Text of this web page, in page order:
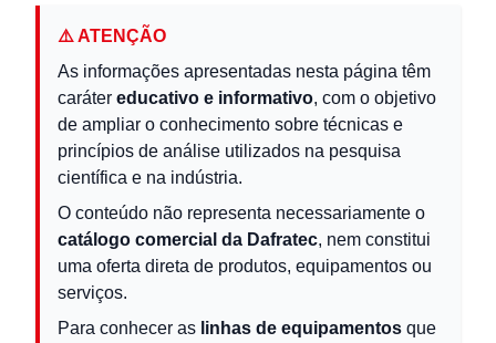
⚠️ ATENÇÃO
As informações apresentadas nesta página têm
caráter educativo e informativo, com o objetivo
de ampliar o conhecimento sobre técnicas e
princípios de análise utilizados na pesquisa
científica e na indústria.
O conteúdo não representa necessariamente o
catálogo comercial da Dafratec, nem constitui
uma oferta direta de produtos, equipamentos ou
serviços.
Para conhecer as linhas de equipamentos que